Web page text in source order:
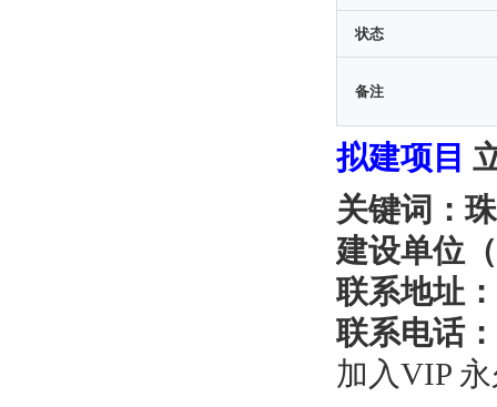
状态
备注
拟建项目
关键词：珠
建设单位
联系地址
联系电话
加入VIP